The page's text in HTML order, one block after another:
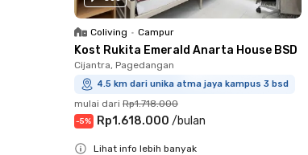
Coliving • Campur
Kost Rukita Emerald Anarta House BSD
Cijantra, Pagedangan
4.5 km dari unika atma jaya kampus 3 bsd
mulai dari Rp1.718.000
-5% Rp1.618.000 /bulan
Lihat info lebih banyak